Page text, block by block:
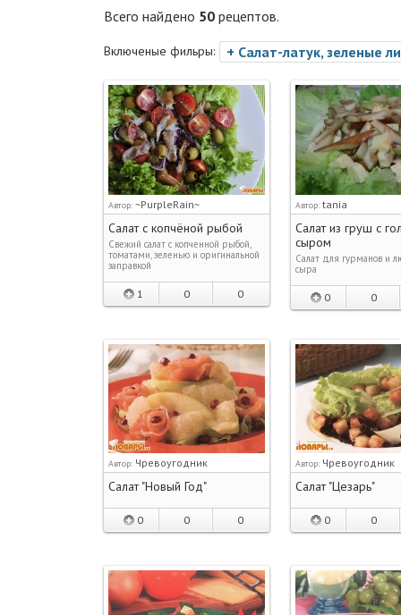
Всего найдено 50 рецептов.
Включеные фильры: + Салат-латук, зеленые
Автор: ~PurpleRain~
Салат с копчёной рыбой
Свежий салат с копченной рыбой,
томатами, зеленью и оригинальной
заправкой
1 0 0
Автор: tania
Салат из груш с
сыром
Салат для гурманов и
сыра
0 0
Автор: Чревоугодник
Салат "Новый Год"
0 0 0
Автор: Чревоугодник
Салат "Цезарь"
0 0